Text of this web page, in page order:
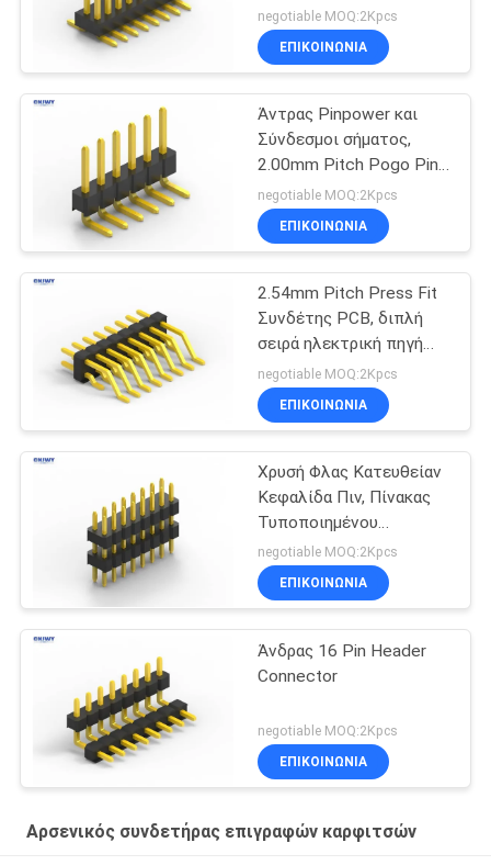
καρφίς υλικό επαφής
από κράμα χαλκού
negotiable MOQ:2Kpcs
ΕΠΙΚΟΙΝΩΝΊΑ
Άντρας Pinpower και
Σύνδεσμοι σήματος,
2.00mm Pitch Pogo Pin
Connector
negotiable MOQ:2Kpcs
ΕΠΙΚΟΙΝΩΝΊΑ
2.54mm Pitch Press Fit
Συνδέτης PCB, διπλή
σειρά ηλεκτρική πηγή
Pin Header
negotiable MOQ:2Kpcs
ΕΠΙΚΟΙΝΩΝΊΑ
Χρυσή Φλας Κατευθείαν
Κεφαλίδα Πιν, Πίνακας
Τυποποιημένου
Κυκλώματος Επιφάνεια
Mount Κεφαλίδα Πιν
negotiable MOQ:2Kpcs
ΕΠΙΚΟΙΝΩΝΊΑ
Άνδρας 16 Pin Header
Connector
negotiable MOQ:2Kpcs
ΕΠΙΚΟΙΝΩΝΊΑ
Αρσενικός συνδετήρας επιγραφών καρφιτσών